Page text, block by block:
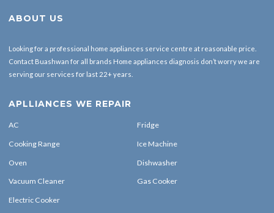
ABOUT US
Looking for a professional home appliances service centre at reasonable price.
Contact Buashwan for all brands Home appliances diagnosis don’t worry we are
serving our services for last 22+ years.
APLLIANCES WE REPAIR
AC Fridge
Cooking Range Ice Machine
Oven Dishwasher
Vacuum Cleaner Gas Cooker
Electric Cooker